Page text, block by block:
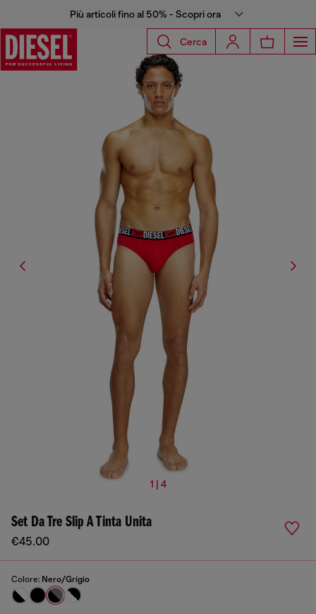
Più articoli fino al 50% - Scopri ora
Cerca
1 | 4
Set Da Tre Slip A Tinta Unita
€45.00
Colore: Nero/Grigio